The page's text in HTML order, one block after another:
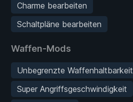
Charme bearbeiten
Schaltpläne bearbeiten
Waffen-Mods
Unbegrenzte Waffenhaltbarkeit
Super Angriffsgeschwindigkeit